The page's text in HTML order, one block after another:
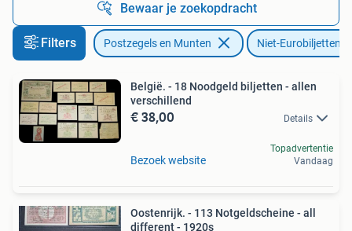
Bewaar je zoekopdracht
Filters Postzegels en Munten Niet-Eurobiljetten
België. - 18 Noodgeld biljetten - allen
verschillend
€ 38,00 Details
Bezoek website
Topadvertentie
Vandaag
Oostenrijk. - 113 Notgeldscheine - all
different - 1920s